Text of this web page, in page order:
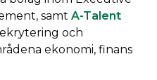
samt A-Talent
och
ekonomi, finans